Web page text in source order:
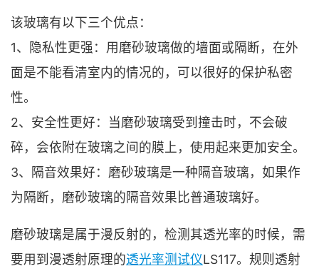
该玻璃有以下三个优点：
1、隐私性更强：用磨砂玻璃做的墙面或隔断，在外
面是不能看清室内的情况的，可以很好的保护私密
性。
2、安全性更好：当磨砂玻璃受到撞击时，不会破
碎，会依附在玻璃之间的膜上，使用起来更加安全。
3、隔音效果好：磨砂玻璃是一种隔音玻璃，如果作
为隔断，磨砂玻璃的隔音效果比普通玻璃好。
磨砂玻璃是属于漫反射的，检测其透光率的时候，需
要用到漫透射原理的透光率测试仪LS117。规则透射